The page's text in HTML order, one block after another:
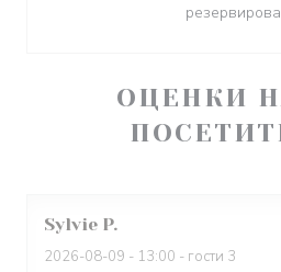
ОЦЕНКИ
Sylvie P
2026-08-09 - 13:00 - гости 3